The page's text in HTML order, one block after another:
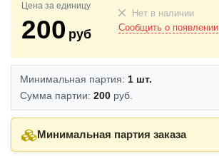
Цена за единицу
200 руб
Нет в наличии
Сообщить о появлении
Минимальная партия: 1 шт.
Сумма партии: 200 руб.
Минимальная партия заказа